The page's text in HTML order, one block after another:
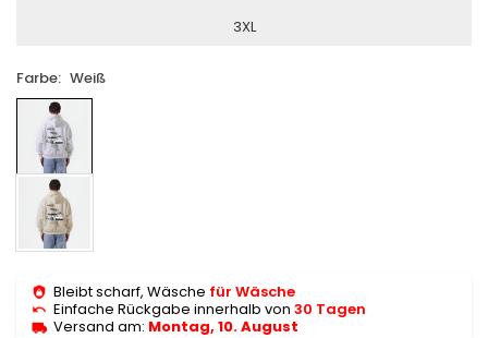
3XL
Farbe: Weiß
Bleibt scharf, Wäsche für Wäsche
Einfache Rückgabe innerhalb von 30 Tagen
Versand am: Montag, 10. August